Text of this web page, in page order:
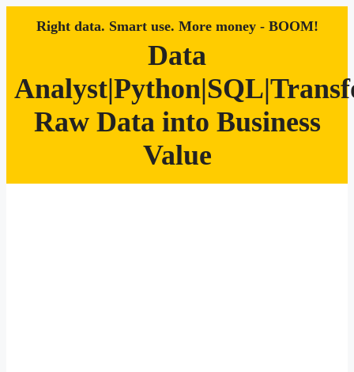
Right data. Smart use. More money - BOOM!
Data
Raw Data into Business
Value